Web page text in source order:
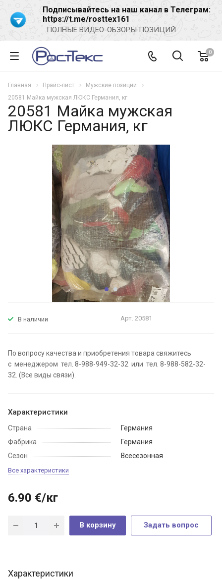
Подписывайтесь на наш канал в Телеграм:
https://t.me/rosttex161
ПОЛНЫЕ ВИДЕО-ОБЗОРЫ ПОЗИЦИЙ
0
Главная Прайс-лист
Мужские позиции
20581 Майка мужская ЛЮКС Германия, кг
20581 Майка мужская
ЛЮКС Германия, кг
В наличии Арт. 20581
По вопросу качества и приобретения товара свяжитесь
с менеджером тел. 8-988-949-32-32 или тел. 8-988-582-32-
32. (Все виды связи).
Характеристики
Страна
Германия
Фабрика
Германия
Сезон
Всесезонная
Все характеристики
6.90 €/кг
В корзину Задать вопрос
Характеристики